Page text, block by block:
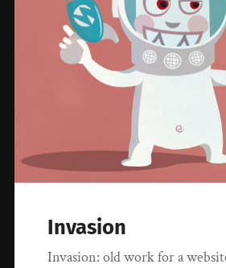
Invasion
Invasion: old work for a